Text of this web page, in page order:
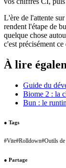
L'ère de l'attente
rendent l'étape de
quelque chose
c'est précisément
À lire
Guide du
Biome 2 : la
Bun : le
● Tags
#Vite#Rolldown#Outils
● Partage